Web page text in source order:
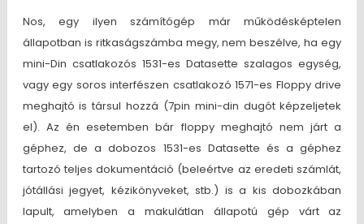
Nos, egy ilyen számítógép már működésképtelen
állapotban is ritkaságszámba megy, nem beszélve, ha egy
mini-Din csatlakozós 1531-es Datasette szalagos egység,
vagy egy soros interfészen csatlakozó 1571-es Floppy drive
meghajtó is társul hozzá (7pin mini-din dugót képzeljetek
el). Az én esetemben bár floppy meghajtó nem járt a
géphez, de a dobozos 1531-es Datasette és a géphez
tartozó teljes dokumentáció (beleértve az eredeti számlát,
jótállási jegyet, kézikönyveket, stb.) is a kis dobozkában
lapult, amelyben a makulátlan állapotú gép várt az